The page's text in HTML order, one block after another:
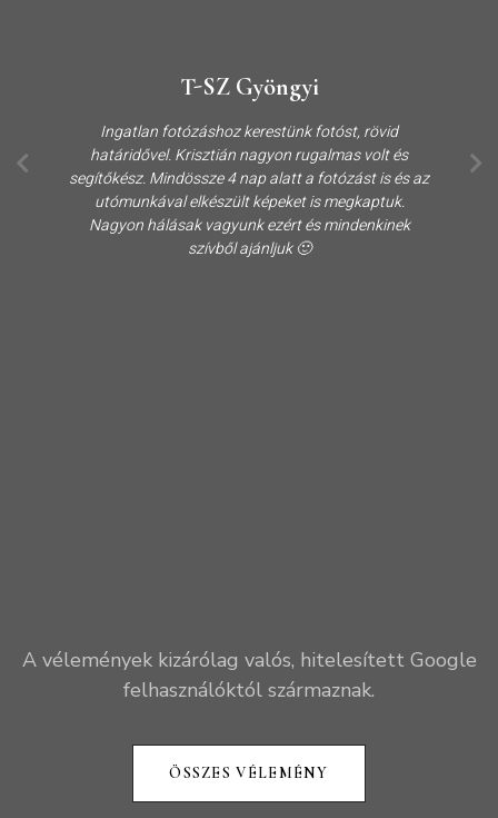
T-SZ Gyöngyi
Ingatlan fotózáshoz kerestünk fotóst, rövid
határidővel. Krisztián nagyon rugalmas volt és
segítőkész. Mindössze 4 nap alatt a fotózást is és az
utómunkával elkészült képeket is megkaptuk.
Nagyon hálásak vagyunk ezért és mindenkinek
szívből ajánljuk 🙂
A vélemények kizárólag valós, hitelesített Google
felhasználóktól származnak.
ÖSSZES VÉLEMÉNY